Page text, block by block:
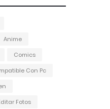
Anime
Comics
Con Pc
Fotos